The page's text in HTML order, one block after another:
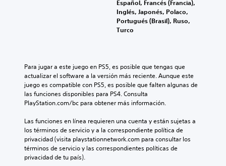
Español, Francés (Francia),
Inglés, Japonés, Polaco,
Portugués (Brasil), Ruso,
Turco
Para jugar a este juego en PS5, es posible que tengas que
actualizar el software a la versión más reciente. Aunque este
juego es compatible con PS5, es posible que falten algunas de
las funciones disponibles para PS4. Consulta
PlayStation.com/bc para obtener más información.
Las funciones en línea requieren una cuenta y están sujetas a
los términos de servicio y a la correspondiente política de
privacidad (visita playstationnetwork.com para consultar los
términos de servicio y las correspondientes políticas de
privacidad de tu país).